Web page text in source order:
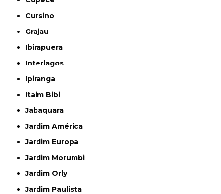
Cursino
Grajau
Ibirapuera
Interlagos
Ipiranga
Itaim Bibi
Jabaquara
Jardim América
Jardim Europa
Jardim Morumbi
Jardim Orly
Jardim Paulista